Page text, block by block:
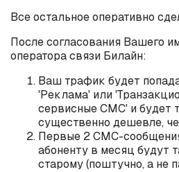
Все остальное оперативно
После согласования Вашего
оператора связи Билайн:
Ваш трафик будет
'Реклама' или
сервисные СМС' и будет
существенно дешевле,
Первые 2 СМС-
абоненту в месяц будут
старому (поштучно, а не